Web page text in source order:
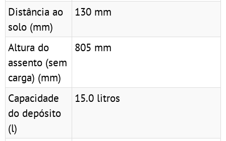
Distância ao
solo (mm)
130 mm
Altura do
assento (sem
carga) (mm)
805 mm
Capacidade
do depósito
(l)
15.0 litros